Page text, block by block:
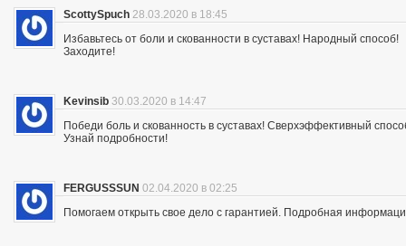
ScottySpuch 28.03.2020 в 18:45
Избавьтесь от боли и скованности в суставах! Народный способ!
Заходите!
Kevinsib 30.03.2020 в 14:47
Победи боль и скованность в суставах! Сверхэффективный
Узнай подробности!
FERGUSSSUN 02.04.2020 в 02:25
Помогаем открыть свое дело с гарантией. Подробная